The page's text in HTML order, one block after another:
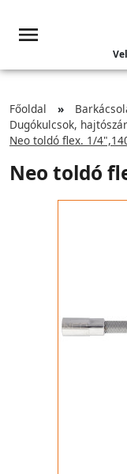
Főoldal
Dugókulcsok,
Neo toldó flex. 1/
Neo toldó